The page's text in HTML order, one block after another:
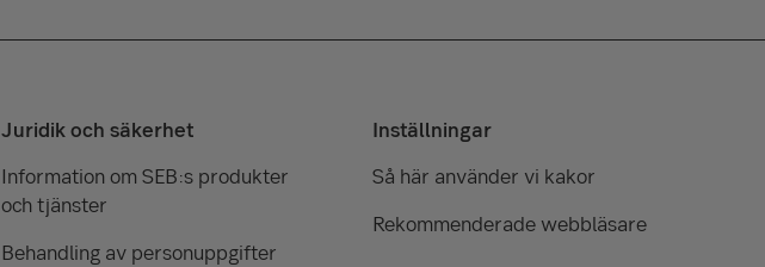
Juridik och säkerhet
Information om SEB:s produkter
och tjänster
Behandling av personuppgifter
Inställningar
Så här använder vi kakor
Rekommenderade webbläsare